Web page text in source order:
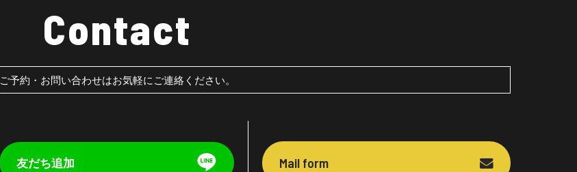
Contact
ご予約・お問い合わせはお気軽にご連絡ください。
友だち追加 Mail form